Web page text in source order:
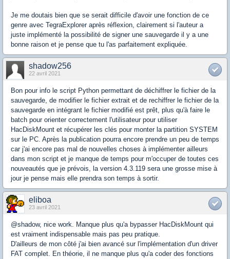
Je me doutais bien que se serait difficile d'avoir une fonction de ce
genre avec TegraExplorer après réflexion, clairement si l'auteur a
juste implémenté la possibilité de signer une sauvegarde il y a une
bonne raison et je pense que tu l'as parfaitement expliquée.
shadow256
22 avril 2021
Bon pour info le script Python permettant de déchiffrer le fichier de la
sauvegarde, de modifier le fichier extrait et de rechiffrer le fichier de la
sauvegarde en intégrant le fichier modifié est prêt, plus qu'à faire le
batch pour orienter correctement l'utilisateur pour utiliser
HacDiskMount et récupérer les clés pour monter la partition SYSTEM
sur le PC. Après la publication pourra encore prendre un peu de temps
car j'ai encore pas mal de nouvelles choses à implémenter ailleurs
dans mon script et je manque de temps pour m'occuper de toutes ces
nouveautés que je prévois, la version 4.3.119 sera une grosse mise à
jour je pense mais elle prendra son temps à sortir.
eliboa
23 avril 2021
@shadow, nice work. Manque plus qu'a bypasser HacDiskMount qui
est vraiment indispensable mais pas peu pratique.
D'ailleurs de mon côté j'ai bien avancé sur l'implémentation d'un driver
FAT complet. En théorie, il ne manque plus qu'a coder des fonctions